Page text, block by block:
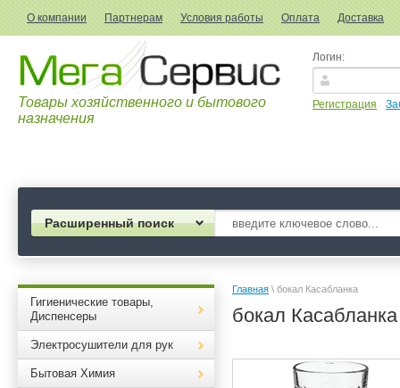
О компании Партнерам Условия работы Оплата Доставка
Товары хозяйственного и бытового
назначения
Логин:
Регистрация
Расширенный поиск
Гигиенические товары,
Диспенсеры
Электросушители для рук
Бытовая Химия
Главная \ бокал Касабланка
бокал Касабланка